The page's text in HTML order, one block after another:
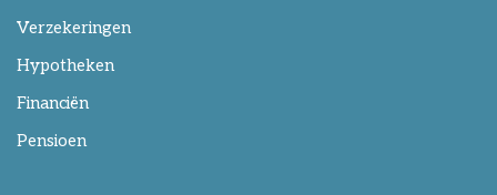
Verzekeringen
Hypotheken
Financiën
Pensioen